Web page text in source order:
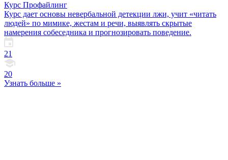
Курс Профайлинг
Курс дает основы невербальной детекции лжи, учит «читать
людей» по мимике, жестам и речи, выявлять скрытые
намерения собеседника и прогнозировать поведение.
21
20
Узнать больше »